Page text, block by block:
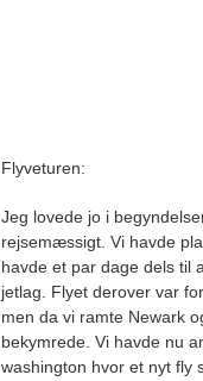
Flyveturen:
Jeg lovede jo i
rejsemæssigt. Vi havde
havde et par dage dels til
jetlag. Flyet derover var
men da vi ramte Newark
bekymrede. Vi havde nu
washington hvor et nyt fly